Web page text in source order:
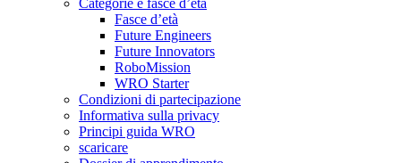
Categorie e fasce d’età
Fasce d’età
Future Engineers
Future Innovators
RoboMission
WRO Starter
Condizioni di partecipazione
Informativa sulla privacy
Principi guida WRO
scaricare